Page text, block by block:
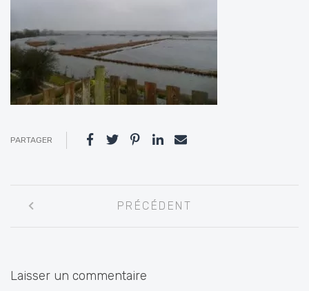
PARTAGER
entre
PRÉCÉDENT
Laisser un commentaire